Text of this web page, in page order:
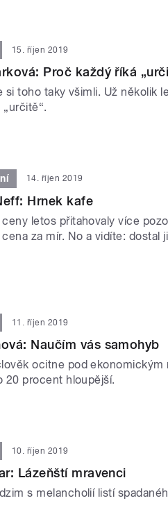
15. říjen 2019
Proč každý říká
si toho taky všimli. Už několik
„určitě“.
14. říjen 2019
Hrnek kafe
letos přitahovaly více
za mír. No a vidíte: dostal
11. říjen 2019
Naučím vás samohyb
ocitne pod
20 procent hloupější.
10. říjen 2019
Lázeňští mravenci
s melancholií listí